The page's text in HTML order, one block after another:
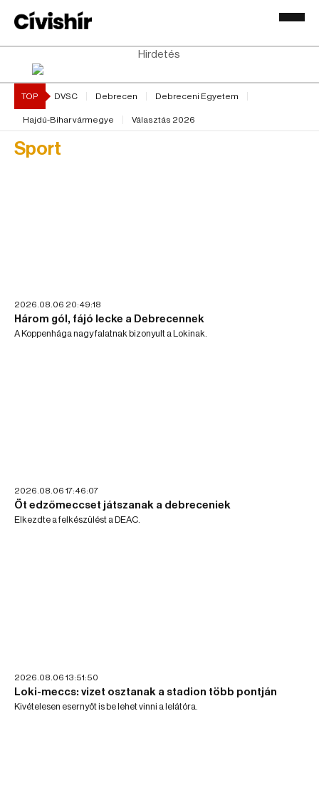
Hirdetés
TOP DVSC Debrecen Debreceni Egyetem
Hajdú-Bihar vármegye Választás 2026
Sport
2026.08.06 20:49:18
Három gól, fájó lecke a Debrecennek
A Koppenhága nagy falatnak bizonyult a Lokinak.
2026.08.06 17:46:07
Öt edzőmeccset játszanak a debreceniek
Elkezdte a felkészülést a DEAC.
2026.08.06 13:51:50
Loki-meccs: vizet osztanak a stadion több pontján
Kivételesen esernyőt is be lehet vinni a lelátóra.